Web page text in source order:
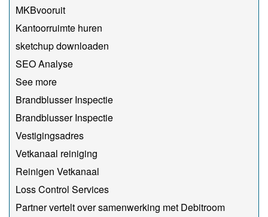
MKBvooruit
Kantoorruimte huren
sketchup downloaden
SEO Analyse
See more
Brandblusser Inspectie
Brandblusser Inspectie
Vestigingsadres
Vetkanaal reiniging
Reinigen Vetkanaal
Loss Control Services
Partner vertelt over samenwerking met Debitroom